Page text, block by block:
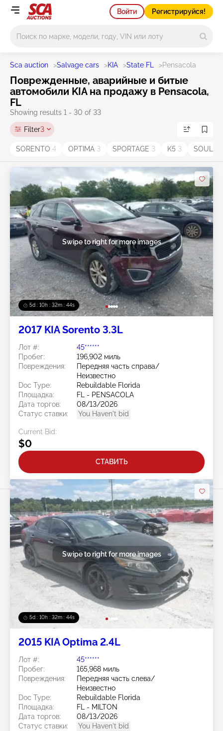
Войти Регистрируйся!
Sca auction >Salvage cars >KIA >State FL >Pensacola
Поврежденные, аварийные и битые
автомобили KIA на продажу в Pensacola,
FL
Showing results 1 - 30 of 33
Filter3
SORENTO 4 OPTIMA 3 SPORTAGE 3 K5 3 SOUL
5d : 10h : 32m : 42s
Swipe to right for more images
2017 KIA Sorento 3.3L
Лот #:
45******
Пробег:
196,902 миль
Повреждения:
Передняя часть справа/
Неизвестно
Doc Type:
Rebuildable Florida
Площадка:
FL - PENSACOLA
Дата торгов:
08/13/2026
Статус ставки:
You Haven't bid
Current Bid:
$0
СТАВИТЬ
5d : 10h : 32m : 42s
Swipe to right for more images
2015 KIA Optima 2.4L
Лот #:
45******
Пробег:
165,968 миль
Повреждения:
Передняя часть слева/
Неизвестно
Doc Type:
Rebuildable Florida
Площадка:
FL - MILTON
Дата торгов:
08/13/2026
Статус ставки:
You Haven't bid